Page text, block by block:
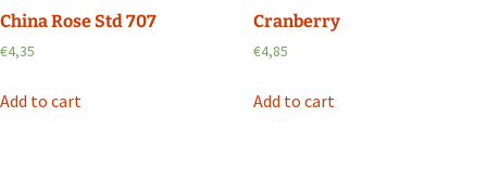
China Rose Std 707
€4,35
Add to cart
Cranberry
€4,85
Add to cart